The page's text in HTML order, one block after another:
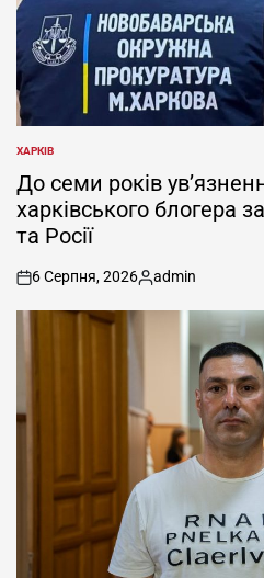
ОПУБЛІКУВАТИ
У
ХАРКІВ
До семи років
харківського блогера
та Росії
on
6 Серпня, 2026
Опубліковано
admin